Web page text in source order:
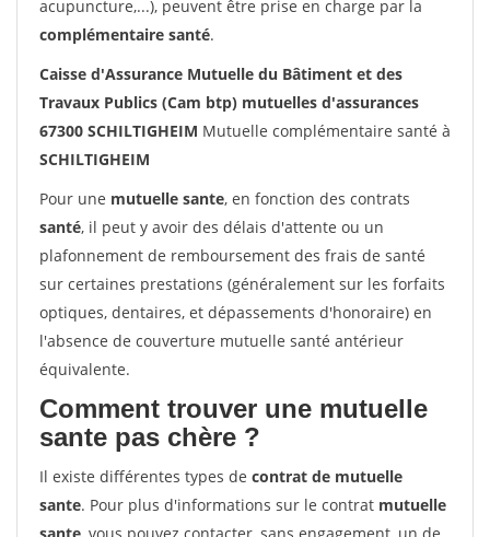
acupuncture,...), peuvent être prise en charge par la
complémentaire santé.
Caisse d'Assurance Mutuelle du Bâtiment et des
Travaux Publics (Cam btp) mutuelles d'assurances
67300 SCHILTIGHEIM Mutuelle complémentaire santé à
SCHILTIGHEIM
Pour une mutuelle sante, en fonction des contrats
santé, il peut y avoir des délais d'attente ou un
plafonnement de remboursement des frais de santé
sur certaines prestations (généralement sur les forfaits
optiques, dentaires, et dépassements d'honoraire) en
l'absence de couverture mutuelle santé antérieur
équivalente.
Comment trouver une mutuelle
sante pas chère ?
Il existe différentes types de contrat de mutuelle
sante. Pour plus d'informations sur le contrat mutuelle